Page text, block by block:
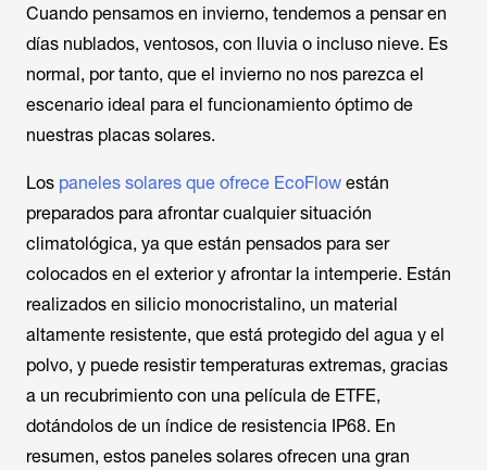
Cuando pensamos en invierno, tendemos a pensar en
días nublados, ventosos, con lluvia o incluso nieve. Es
normal, por tanto, que el invierno no nos parezca el
escenario ideal para el funcionamiento óptimo de
nuestras placas solares.
Los paneles solares que ofrece EcoFlow están
preparados para afrontar cualquier situación
climatológica, ya que están pensados para ser
colocados en el exterior y afrontar la intemperie. Están
realizados en silicio monocristalino, un material
altamente resistente, que está protegido del agua y el
polvo, y puede resistir temperaturas extremas, gracias
a un recubrimiento con una película de ETFE,
dotándolos de un índice de resistencia IP68. En
resumen, estos paneles solares ofrecen una gran